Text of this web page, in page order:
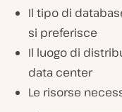
Il tipo di
si preferisce
Il luogo di
data center
Le risorse